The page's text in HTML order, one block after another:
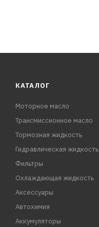
КАТАЛОГ
Моторное масло
Трансмиссионное масло
Тормозная жидкость
Гидравлическая жидкость
Фильтры
Охлаждающая жидкость
Аксессуары
Автохимия
Аккумуляторы